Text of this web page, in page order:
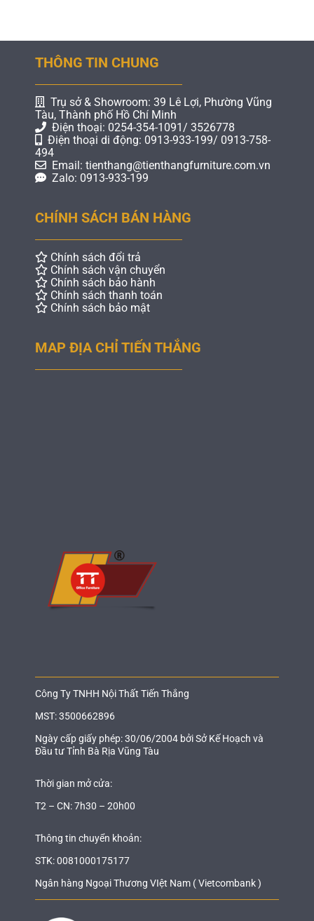
THÔNG TIN CHUNG
Trụ sở & Showroom: 39 Lê Lợi, Phường Vũng
Tàu, Thành phố Hồ Chí Minh
Điện thoại: 0254-354-1091/ 3526778
Điện thoại di động: 0913-933-199/ 0913-758-
494
Email: tienthang@tienthangfurniture.com.vn
Zalo: 0913-933-199
CHÍNH SÁCH BÁN HÀNG
Chính sách đổi trả
Chính sách vận chuyển
Chính sách bảo hành
Chính sách thanh toán
Chính sách bảo mật
MAP ĐỊA CHỈ TIẾN THẮNG
Công Ty TNHH Nội Thất Tiến Thắng
MST: 3500662896
Ngày cấp giấy phép: 30/06/2004 bởi Sở Kế Hoạch và
Đầu tư Tỉnh Bà Rịa Vũng Tàu
Thời gian mở cửa:
T2 – CN: 7h30 – 20h00
Thông tin chuyển khoản:
STK: 0081000175177
Ngân hàng Ngoại Thương VIệt Nam ( Vietcombank )